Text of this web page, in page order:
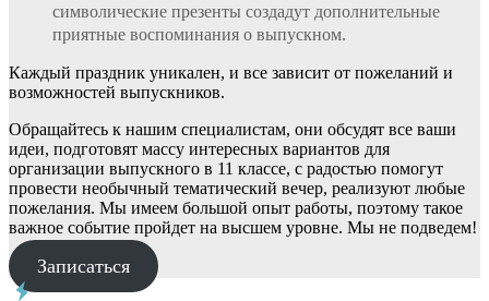
символические презенты создадут дополнительные
приятные воспоминания о выпускном.
Каждый праздник уникален, и все зависит от пожеланий и
возможностей выпускников.
Обращайтесь к нашим специалистам, они обсудят все ваши
идеи, подготовят массу интересных вариантов для
организации выпускного в 11 классе, с радостью помогут
провести необычный тематический вечер, реализуют любые
пожелания. Мы имеем большой опыт работы, поэтому такое
важное событие пройдет на высшем уровне. Мы не подведем!
Записаться